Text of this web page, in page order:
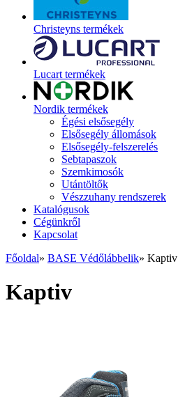
Christeyns termékek
Lucart termékek
Nordik termékek
Égési elsősegély
Elsősegély állomások
Elsősegély-felszerelés
Sebtapaszok
Szemkimosók
Utántöltők
Vészzuhany rendszerek
Katalógusok
Cégünkről
Kapcsolat
Főoldal» BASE Védőlábbelik» Kaptiv
Kaptiv